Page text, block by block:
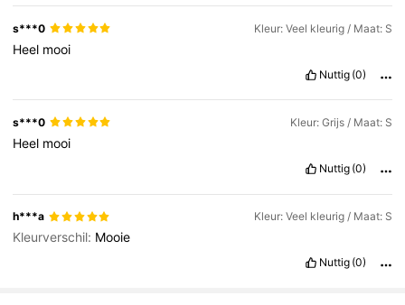
s***0 Kleur: Veel kleurig / Maat: S
Heel mooi
Nuttig (0)
s***0 Kleur: Grijs / Maat: S
Heel mooi
Nuttig (0)
h***a Kleur: Veel kleurig / Maat: S
Kleurverschil: Mooie
Nuttig (0)